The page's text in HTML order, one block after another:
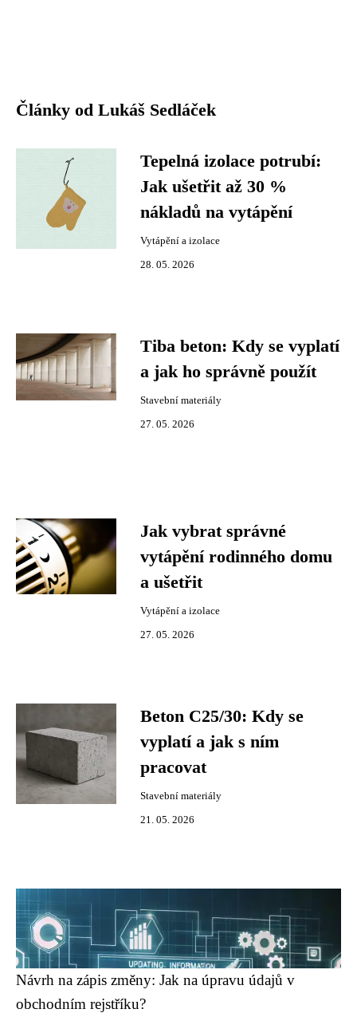
Články od Lukáš Sedláček
Tepelná izolace potrubí:
Jak ušetřit až 30 %
nákladů na vytápění
Vytápění a izolace
28. 05. 2026
Tiba beton: Kdy se vyplatí
a jak ho správně použít
Stavební materiály
27. 05. 2026
Jak vybrat správné
vytápění rodinného domu
a ušetřit
Vytápění a izolace
27. 05. 2026
Beton C25/30: Kdy se
vyplatí a jak s ním
pracovat
Stavební materiály
21. 05. 2026
Návrh na zápis změny: Jak na úpravu údajů v
obchodním rejstříku?